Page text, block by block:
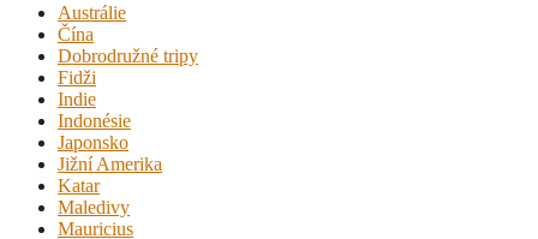
Austrálie
Čína
Dobrodružné tripy
Fidži
Indie
Indonésie
Japonsko
Jižní Amerika
Katar
Maledivy
Mauricius